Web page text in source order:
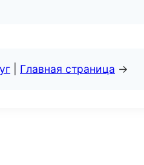
Главная страница →